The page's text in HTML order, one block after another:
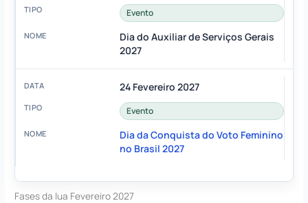
Evento
Dia do Auxiliar de Serviços Gerais
2027
24 Fevereiro 2027
Evento
Dia da Conquista do Voto Feminino
no Brasil 2027
Fases da lua Fevereiro 2027